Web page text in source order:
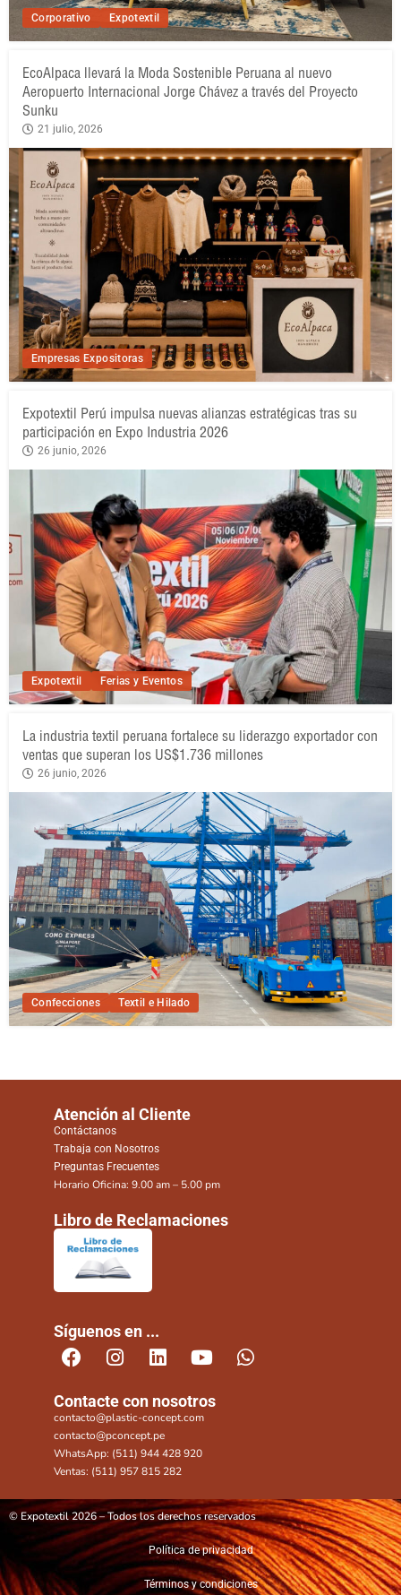
Corporativo Expotextil
Empresas Expositoras
EcoAlpaca llevará la Moda Sostenible Peruana al nuevo
Aeropuerto Internacional Jorge Chávez a través del Proyecto
Sunku
21 julio, 2026
Expotextil Ferias y Eventos
Expotextil Perú impulsa nuevas alianzas estratégicas tras su
participación en Expo Industria 2026
26 junio, 2026
Confecciones Textil e Hilado
La industria textil peruana fortalece su liderazgo exportador con
ventas que superan los US$1.736 millones
26 junio, 2026
Atención al Cliente
Contáctanos
Trabaja con Nosotros
Preguntas Frecuentes
Horario Oficina: 9.00 am – 5.00 pm
Libro de Reclamaciones
Síguenos en ...
Contacte con nosotros
contacto@plastic-concept.com
contacto@pconcept.pe
WhatsApp: (511) 944 428 920
Ventas: (511) 957 815 282
© Expotextil 2026 – Todos los derechos reservados
Política de privacidad
Términos y condiciones